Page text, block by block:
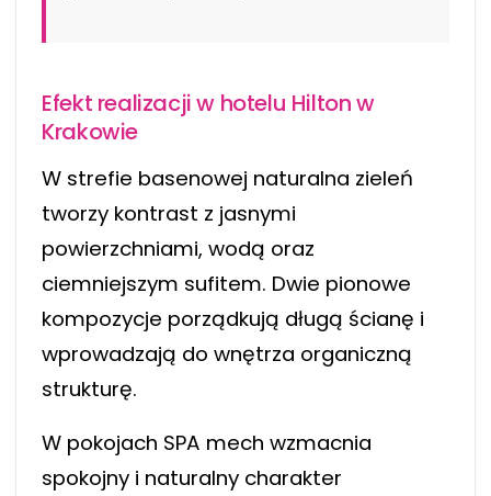
Efekt realizacji w hotelu Hilton w
Krakowie
W strefie basenowej naturalna zieleń
tworzy kontrast z jasnymi
powierzchniami, wodą oraz
ciemniejszym sufitem. Dwie pionowe
kompozycje porządkują długą ścianę i
wprowadzają do wnętrza organiczną
strukturę.
W pokojach SPA mech wzmacnia
spokojny i naturalny charakter